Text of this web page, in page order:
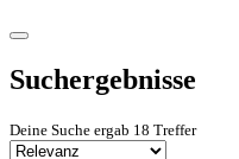
Suchergebnisse
Deine Suche ergab 18 Treffer